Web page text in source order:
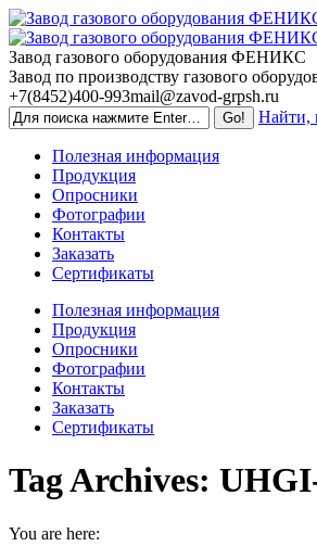
Skip
to
content
Завод газового оборудования ФЕНИКС
Завод по производству газового
+7(8452)400-993mail@zavod-grpsh.ru
Найти,
Полезная информация
Продукция
Опросники
Фотографии
Контакты
Заказать
Сертификаты
Полезная информация
Продукция
Опросники
Фотографии
Контакты
Заказать
Сертификаты
Tag Archives:
You are here: